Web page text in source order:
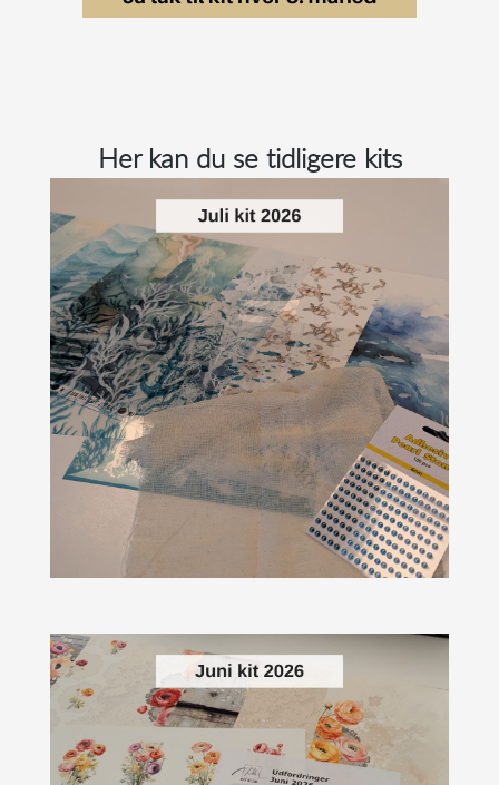
Her kan du se tidligere kits